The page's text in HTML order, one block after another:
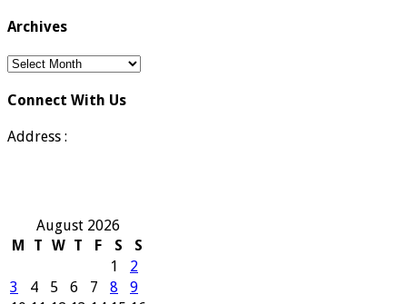
Archives
Archives
Connect With Us
Address :
August 2026
M
T W T F S
S
1
2
3
4 5 6 7 8
9